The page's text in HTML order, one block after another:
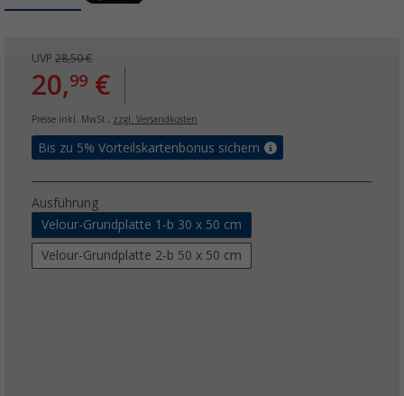
UVP 28,50 €
20,99 €
Preise inkl. MwSt., zzgl. Versandkosten
Bis zu 5% Vorteilskartenbonus sichern
Ausführung
Velour-Grundplatte 1-b 30 x 50 cm
Velour-Grundplatte 2-b 50 x 50 cm